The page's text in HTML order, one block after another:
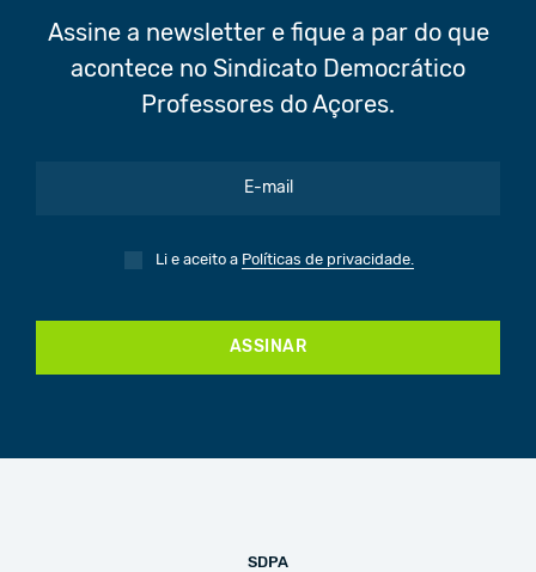
Assine a newsletter e fique a par do que
acontece no Sindicato Democrático
Professores do Açores.
Li e aceito a Políticas de privacidade.
ASSINAR
SDPA